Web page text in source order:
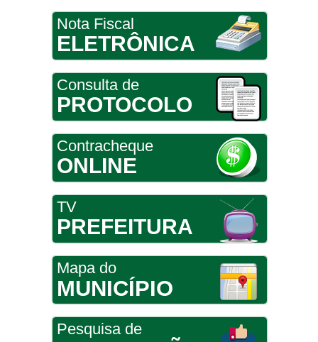
Nota Fiscal
ELETRÔNICA
Consulta de
PROTOCOLO
Contracheque
ONLINE
TV
PREFEITURA
Mapa do
MUNICÍPIO
Pesquisa de